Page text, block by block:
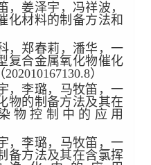
，姜泽宇，冯祥波，
化材料的制备方法和
，郑春莉，潘华，一
复合金属氧化物催化
）
，李璐，马牧笛，一
物的制备方法及其在
物控制中的应用
，李璐，马牧笛，一
备方法及其在含氯挥